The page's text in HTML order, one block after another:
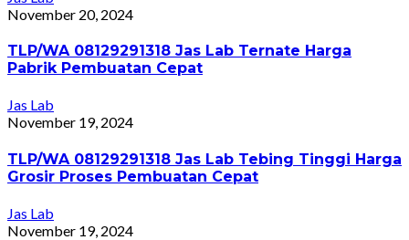
November 20, 2024
TLP/WA 08129291318 Jas Lab Ternate Harga
Pabrik Pembuatan Cepat
Jas Lab
November 19, 2024
TLP/WA 08129291318 Jas Lab Tebing Tinggi Harga
Grosir Proses Pembuatan Cepat
Jas Lab
November 19, 2024